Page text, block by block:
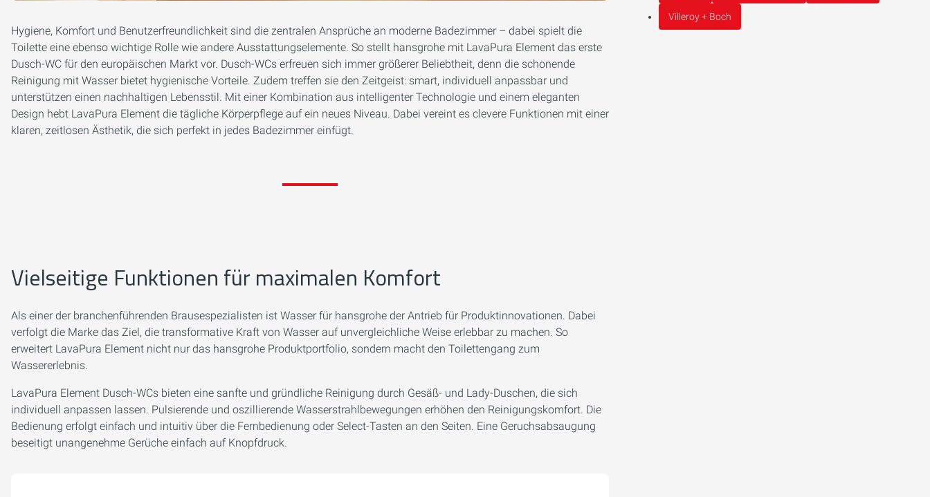
Hygiene, Komfort und Benutzerfreundlichkeit sind die zentralen Ansprüche an moderne Badezimmer – dabei spielt die
Toilette eine ebenso wichtige Rolle wie andere Ausstattungselemente. So stellt hansgrohe mit LavaPura Element das erste
Dusch-WC für den europäischen Markt vor. Dusch-WCs erfreuen sich immer größerer Beliebtheit, denn die schonende
Reinigung mit Wasser bietet hygienische Vorteile. Zudem treffen sie den Zeitgeist: smart, individuell anpassbar und
unterstützen einen nachhaltigen Lebensstil. Mit einer Kombination aus intelligenter Technologie und einem eleganten
Design hebt LavaPura Element die tägliche Körperpflege auf ein neues Niveau. Dabei vereint es clevere Funktionen mit einer
klaren, zeitlosen Ästhetik, die sich perfekt in jedes Badezimmer einfügt.
Vielseitige Funktionen für maximalen Komfort
Als einer der branchenführenden Brausespezialisten ist Wasser für hansgrohe der Antrieb für Produktinnovationen. Dabei
verfolgt die Marke das Ziel, die transformative Kraft von Wasser auf unvergleichliche Weise erlebbar zu machen. So
erweitert LavaPura Element nicht nur das hansgrohe Produktportfolio, sondern macht den Toilettengang zum
Wassererlebnis.
LavaPura Element Dusch-WCs bieten eine sanfte und gründliche Reinigung durch Gesäß- und Lady-Duschen, die sich
individuell anpassen lassen. Pulsierende und oszillierende Wasserstrahlbewegungen erhöhen den Reinigungskomfort. Die
Bedienung erfolgt einfach und intuitiv über die Fernbedienung oder Select-Tasten an den Seiten. Eine Geruchsabsaugung
beseitigt unangenehme Gerüche einfach auf Knopfdruck.
Villeroy + Boch